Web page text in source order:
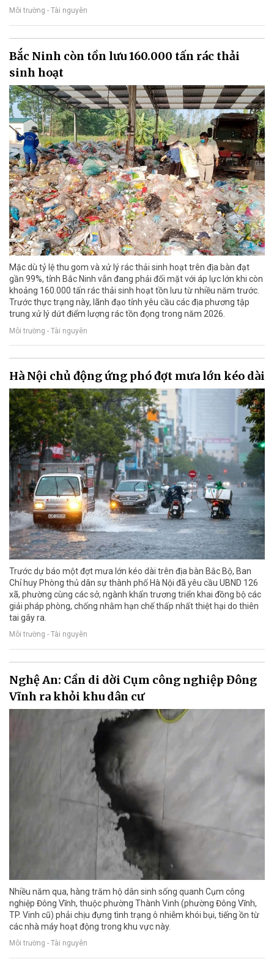
Môi trường - Tài nguyên
Bắc Ninh còn tồn lưu 160.000 tấn rác thải
sinh hoạt
Mặc dù tỷ lệ thu gom và xử lý rác thải sinh hoạt trên địa bàn đạt
gần 99%, tỉnh Bắc Ninh vẫn đang phải đối mặt với áp lực lớn khi còn
khoảng 160.000 tấn rác thải sinh hoạt tồn lưu từ nhiều năm trước.
Trước thực trạng này, lãnh đạo tỉnh yêu cầu các địa phương tập
trung xử lý dứt điểm lượng rác tồn đọng trong năm 2026.
Môi trường - Tài nguyên
Hà Nội chủ động ứng phó đợt mưa lớn kéo dài
Trước dự báo một đợt mưa lớn kéo dài trên địa bàn Bắc Bộ, Ban
Chỉ huy Phòng thủ dân sự thành phố Hà Nội đã yêu cầu UBND 126
xã, phường cùng các sở, ngành khẩn trương triển khai đồng bộ các
giải pháp phòng, chống nhằm hạn chế thấp nhất thiệt hại do thiên
tai gây ra.
Môi trường - Tài nguyên
Nghệ An: Cần di dời Cụm công nghiệp Đông
Vĩnh ra khỏi khu dân cư
Nhiều năm qua, hàng trăm hộ dân sinh sống quanh Cụm công
nghiệp Đông Vĩnh, thuộc phường Thành Vinh (phường Đông Vĩnh,
TP. Vinh cũ) phải chịu đựng tình trạng ô nhiễm khói bụi, tiếng ồn từ
các nhà máy hoạt động trong khu vực này.
Môi trường - Tài nguyên